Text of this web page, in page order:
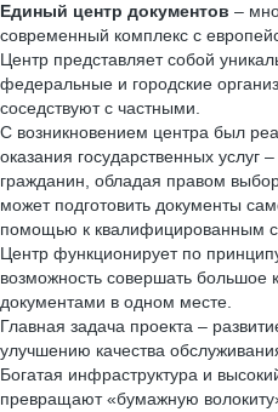
Единый центр документов –
современный комплекс с
Центр представляет собой
федеральные и городские
соседствуют с частными.
С возникновением центра был
оказания государственных услуг
гражданин, обладая правом
может подготовить документы
помощью к квалифицированным
Центр функционирует по
возможность совершать большое
документами в одном месте.
Главная задача проекта –
улучшению качества
Богатая инфраструктура и
превращают «бумажную